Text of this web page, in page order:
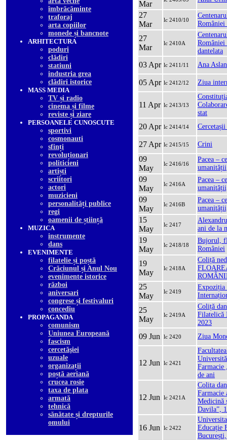
îmbrăcăminte
traforaj
arta copiilor
monede și bancnote
ARHITECTURA
poduri
clădiri
statiuni
industria grea
clădiri istorice
MASS MEDIA
TV și radio
cinema și filme
reviste și ziare
PERSOANELE CUNOSCUTE
sportivi
cosmonauti
sfinți
revoluționari
politicieni
artiști
scriitori
actori
muzicieni
personalități publice
regi
oamenii de știință
MUZICA
instrumente
dans
EVENIMENTE
filatelie și poștă
Crăciunul și Anul Nou
evenimente istorice
război
aniversari
congrese și festivaluri
concediu
PROPAGANDA
comunism
Uniunea Europeană
fascism
cercetăşiei
uzuale
organizații
poștă aeriană
crucea rosie
taxa de plata
armată
tehnică
sănătate și drepturile
omului
Mar
27
Mar
lc 2410/10
27
Mar
lc 2410A
dantelata
03 Apr lc 2411/11 Ana
05 Apr lc 2412/12 Ziua
11 Apr lc 2413/13
stat
20 Apr lc 2414/14
27 Apr lc 2415/15 Crini
09
May
lc 2416/16
Pacea –
umanității
09
May
lc 2416A
Pacea –
09
May
lc 2416B
Pacea –
15
May
lc 2417
ani de la
19
May
lc 2418/18
Bujorul,
României
19
May
lc 2418A
Coliță
25
May
lc 2419
Expoziția
25
May
lc 2419A
Coliță
Filatelică
2023
09 Jun lc 2420 Ziua
12 Jun lc 2421
Farmacie
de ani
12 Jun lc 2421A
Colita
Farmacie
Medicină
Davila”,
16 Jun lc 2422
Educație